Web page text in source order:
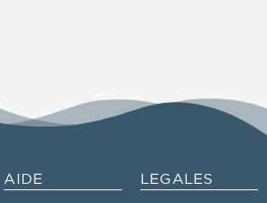
AIDE LEGALES